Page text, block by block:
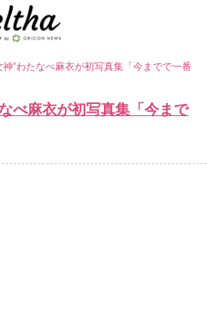
神”わたなべ麻衣が初写真集「今までで一番
べ麻衣が初写真集「今まで